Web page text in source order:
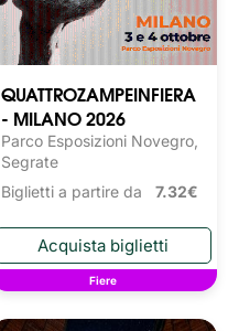
QUATTROZAMPEINFIERA
- MILANO 2026
Parco Esposizioni Novegro,
Segrate
Biglietti a partire da 7.32€
Fiere